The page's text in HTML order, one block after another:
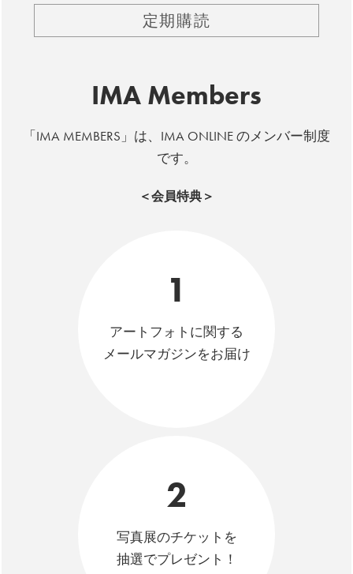
定期購読
IMA Members
「IMA MEMBERS」は、IMA ONLINE のメンバー制度
です。
＜会員特典＞
1
アートフォトに関する
メールマガジンをお届け
2
写真展のチケットを
抽選でプレゼント！